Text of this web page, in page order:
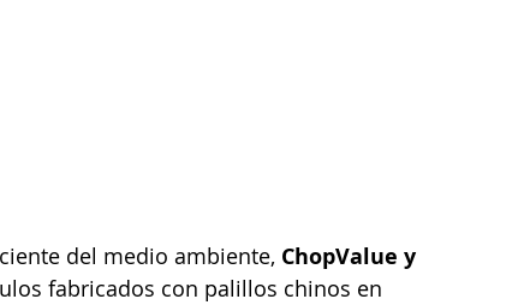
del medio ambiente, ChopValue y
fabricados con palillos chinos en